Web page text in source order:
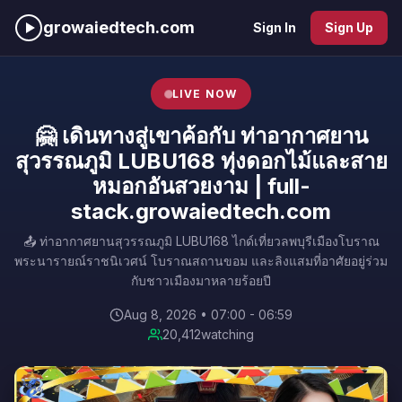
growaiedtech.com Sign In Sign Up
LIVE NOW
🤗 เดินทางสู่เขาค้อกับ ท่าอากาศยาน
สุวรรณภูมิ LUBU168 ทุ่งดอกไม้และสาย
หมอกอันสวยงาม | full-
stack.growaiedtech.com
📤 ท่าอากาศยานสุวรรณภูมิ LUBU168 ไกด์เที่ยวลพบุรีเมืองโบราณ
พระนารายณ์ราชนิเวศน์ โบราณสถานขอม และลิงแสมที่อาศัยอยู่ร่วม
กับชาวเมืองมาหลายร้อยปี
Aug 8, 2026 • 07:00 - 06:59
20,412watching